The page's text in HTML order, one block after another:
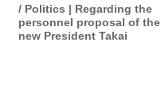
/ Politics | Regarding the
personnel proposal of the
new President Takai